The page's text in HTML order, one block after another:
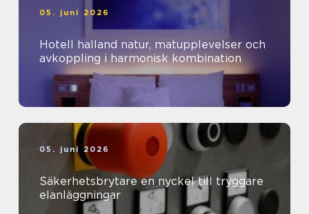
05. juni 2026
Hotell halland natur, matupplevelser och
avkoppling i harmonisk kombination
05. juni 2026
Säkerhetsbrytare en nyckel till tryggare
elanläggningar